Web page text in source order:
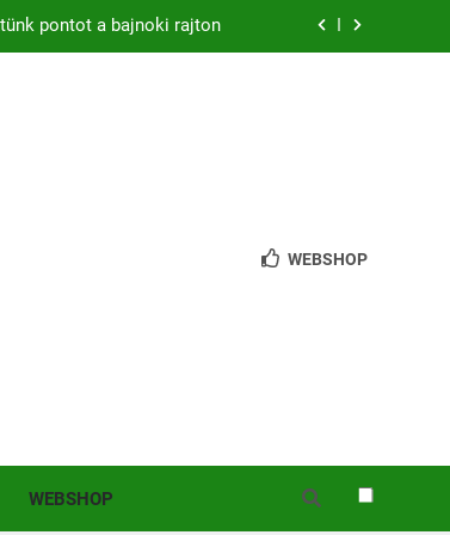
pontot a bajnoki rajton
lépett pályára Érden
a MOL Magyar Kupában
pályán rajtol az Érdi VSE!
lépett pályára Érden
WEBSHOP
WEBSHOP